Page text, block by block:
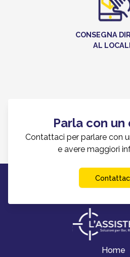
CONSEGNA
AL
Home
Parla con
Contattaci per parlare con
e avere maggiori